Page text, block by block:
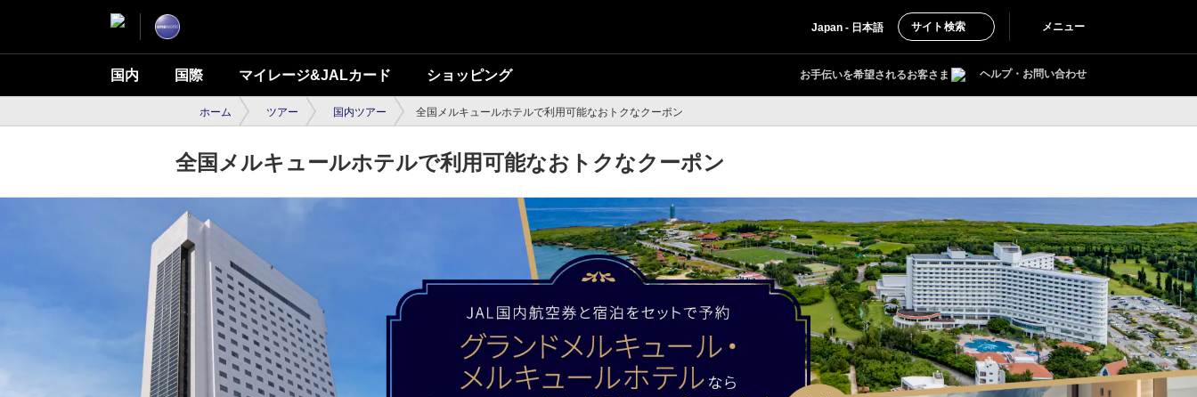
Japan - 日本語 サイト検索 メニュー
国内 国際 マイレージ&JALカード ショッピング お手伝いを希望されるお客さま ヘルプ・お問い合わせ
ホーム ツアー 国内ツアー 全国メルキュールホテルで利用可能なおトクなクーポン
全国メルキュールホテルで利用可能なおトクなクーポン